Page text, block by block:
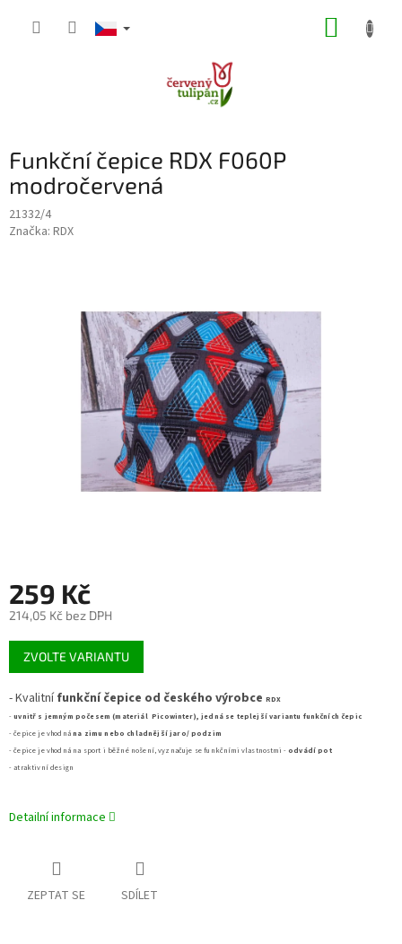
Funkční čepice RDX F060P
modročervená
21332/4
Značka: RDX
259 Kč
214,05 Kč bez DPH
Měrná
cena:
ZVOLTE VARIANTU
- Kvalitnífunkční čepice od českého výrobce RDX
-uvnitř s jemným počesem (materiál Picowinter), jedná se teplejší variantu funkčních čepic
- čepice je vhodnána zimu nebo chladnějšíjaro/ podzim
- čepice je vhodná na sport i běžné nošení, vyznačuje se funkčními vlastnostmi - odvádí pot
- atraktivní design
Detailní informace
ZEPTAT SE SDÍLET